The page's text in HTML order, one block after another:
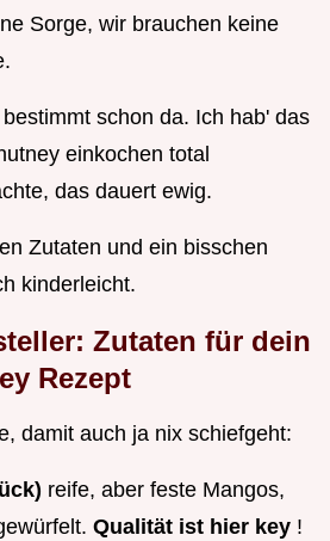
Sorge, wir brauchen keine
schon da. Ich hab' das
einkochen total
das dauert ewig.
Zutaten und ein bisschen
kinderleicht.
Zutaten für dein
Rezept
damit auch ja nix schiefgeht:
reife, aber feste Mangos,
Qualität ist hier key !